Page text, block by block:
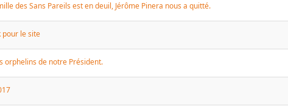
des Sans Pareils est en deuil, Jérôme Pinera nous a quitté.
pour le site
orphelins de notre Président.